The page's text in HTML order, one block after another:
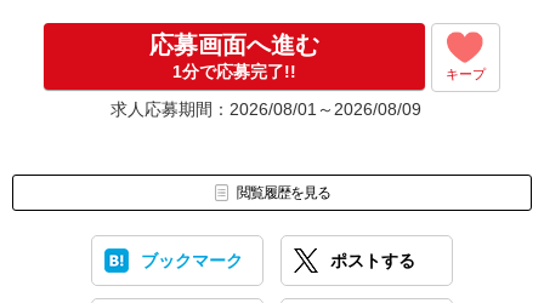
応募画面へ進む
1分で応募完了!! キープ
求人応募期間：2026/08/01～2026/08/09
閲覧履歴を見る
ブックマーク ポストする